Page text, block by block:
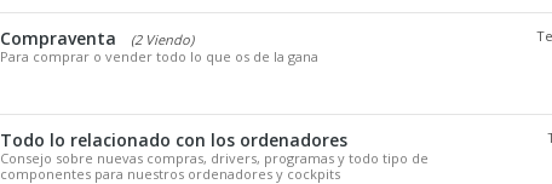
Compraventa
(2 Viendo)
Para comprar o vender todo lo que os de la gana
Todo lo relacionado con los ordenadores
Consejo sobre nuevas compras, drivers, programas y todo tipo de
componentes para nuestros ordenadores y cockpits